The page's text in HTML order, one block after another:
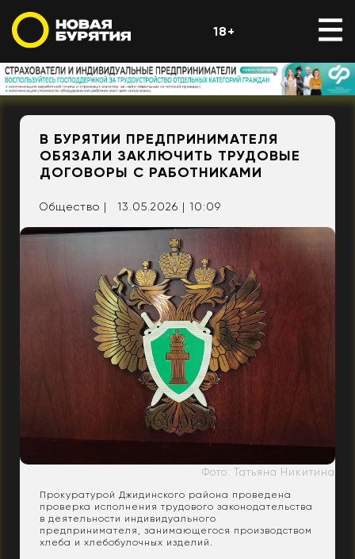
18+
В БУРЯТИИ ПРЕДПРИНИМАТЕЛЯ
ОБЯЗАЛИ ЗАКЛЮЧИТЬ ТРУДОВЫЕ
ДОГОВОРЫ С РАБОТНИКАМИ
Общество | 13.05.2026 | 10:09
Фото: Татьяна Никитина
Прокуратурой Джидинского района проведена
проверка исполнения трудового законодательства
в деятельности индивидуального
предпринимателя, занимающегося производством
хлеба и хлебобулочных изделий.